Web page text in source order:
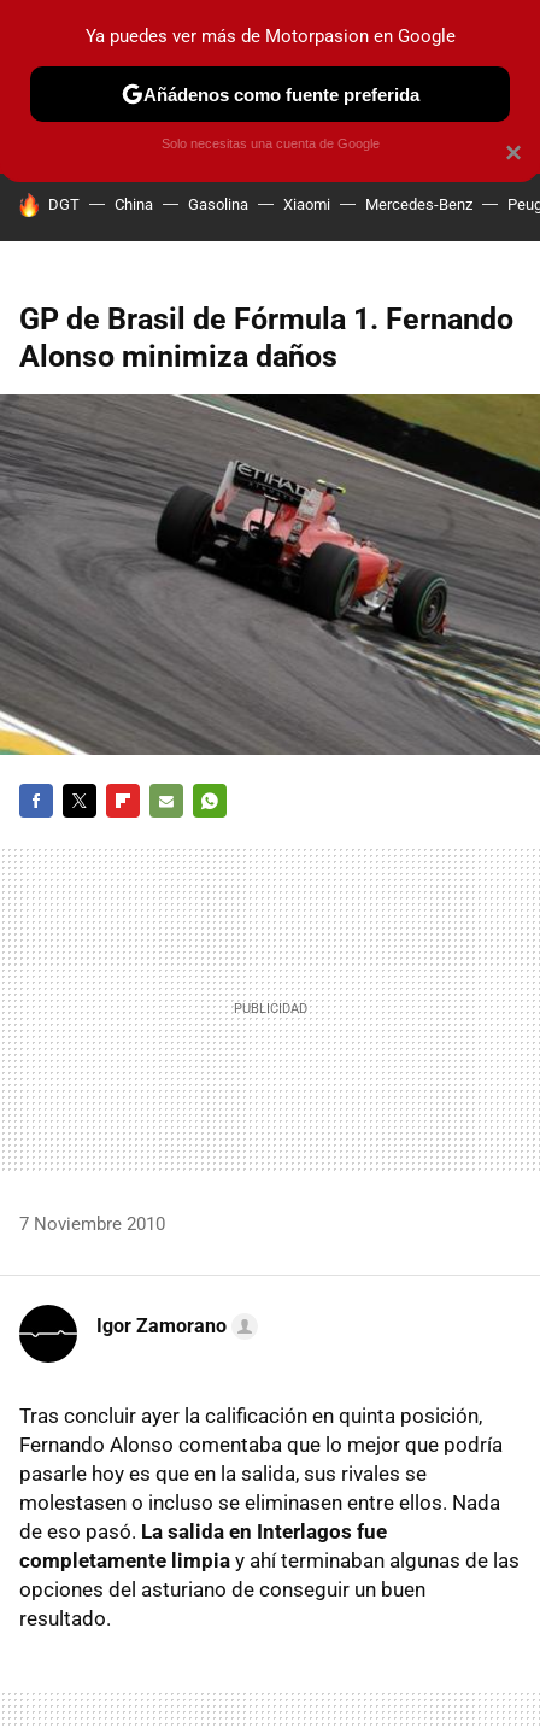
PRUEBAS COCHES ELÉCTRICOS OBSERVATORIO
HOY SE HABLA DE
DGT China Gasolina Xiaomi Mercedes-Benz
GP de Brasil de Fórmula 1. Fernando
Alonso minimiza daños
MAIL
7 Noviembre 2010
Igor Zamorano
Tras concluir ayer la calificación en quinta posición,
Fernando Alonso comentaba que lo mejor que podría
pasarle hoy es que en la salida, sus rivales se
molestasen o incluso se eliminasen entre ellos. Nada
de eso pasó. La salida en Interlagos fue
completamente limpia y ahí terminaban algunas de las
opciones del asturiano de conseguir un buen
resultado.
×
Ya puedes ver más de Motorpasion en Google
Añádenos como fuente preferida
Solo necesitas una cuenta de Google